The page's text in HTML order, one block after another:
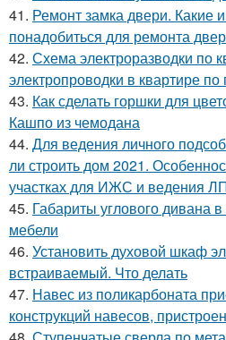
41. Ремонт замка двери. Какие
понадобиться для ремонта
42. Схема электроразводки по
электропроводки в квартире по
43. Как сделать горшки для
Кашпо из чемодана
44. Для ведения личного
ли строить дом 2021.
участках для ИЖС и ведения
45. Габариты углового дивана
мебели
46. Установить духовой шкаф
встраиваемый. Что делать
47. Навес из поликарбоната
конструкций навесов,